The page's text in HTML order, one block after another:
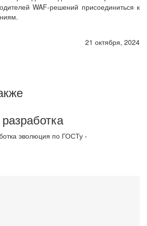
WAF-решений присоединиться к
21 октября, 2024
эволюция по ГОСТу -